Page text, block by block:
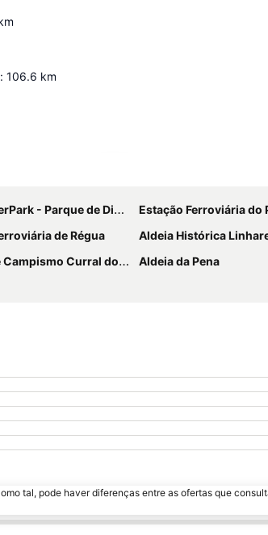
: 106.6 km
Parque de Diversões do Douro
Estação Ferroviária do
de Régua
Aldeia Histórica
Curral do Negro Gouveia
Aldeia da Pena
tal, pode haver diferenças entre as ofertas que